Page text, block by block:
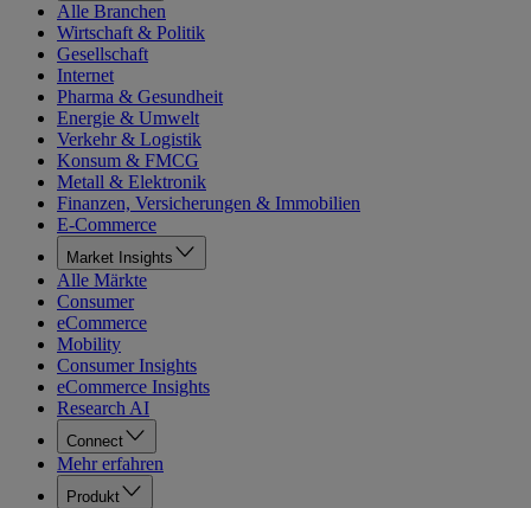
Alle Branchen
Wirtschaft & Politik
Gesellschaft
Internet
Pharma & Gesundheit
Energie & Umwelt
Verkehr & Logistik
Konsum & FMCG
Metall & Elektronik
Finanzen, Versicherungen & Immobilien
E-Commerce
Market Insights
Alle Märkte
Consumer
eCommerce
Mobility
Consumer Insights
eCommerce Insights
Research AI
Connect
Mehr erfahren
Produkt